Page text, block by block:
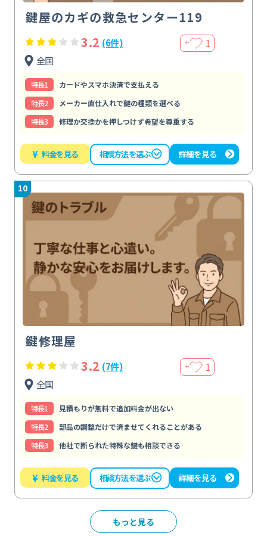
鍵屋のカギの救急センター119
3.2 (6件) ＋ 1
全国
特⻑1
カードやスマホ決済で支払える
特⻑2
メーカー直仕入れで鍵の種類を選べる
特⻑3
修理か交換かを押しつけず希望を尊重する
¥ 料金を見る 相談方法を選ぶ 詳細を見る
10
鍵修理屋
3.2 (7件) ＋ 1
全国
特⻑1
見積もりが無料で追加料金が出ない
特⻑2
部品の調整だけで済ませてくれることがある
特⻑3
他社で断られた特殊な鍵も相談できる
¥ 料金を見る 相談方法を選ぶ 詳細を見る
もっと見る